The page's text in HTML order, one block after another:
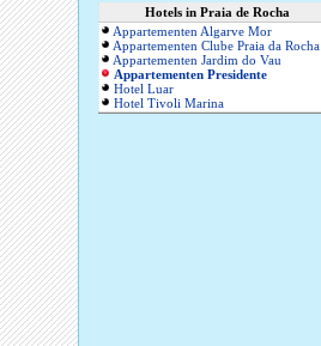
Hotels in Praia de Rocha
Appartementen Algarve Mor
Appartementen Clube Praia da Rocha
Appartementen Jardim do Vau
Appartementen Presidente
Hotel Luar
Hotel Tivoli Marina